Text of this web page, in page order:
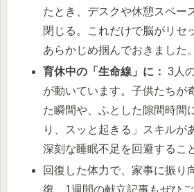
たとき、デスクや休憩スペー
閉じる。これだけで脳がリセ
あらかじめ掴んでおきました。
育休中の「生命線」に： 3人
が動いています。子供たちが
た瞬間や、ふとした隙間時間
り、スッと起きる」スキルが
深刻な睡眠不足を回避するこ
回復した体力で、家事に振り
復。1週間の献立記事もぜひご